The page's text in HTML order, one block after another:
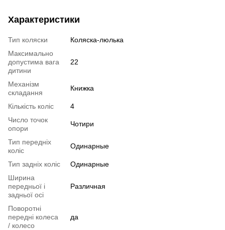
Характеристики
Тип коляски
Коляска-люлька
Максимально
допустима вага
дитини
22
Механізм
складання
Книжка
Кількість коліс
4
Число точок
опори
Чотири
Тип передніх
коліс
Одинарные
Тип задніх коліс
Одинарные
Ширина
передньої і
задньої осі
Различная
Поворотні
передні колеса
/ колесо
да